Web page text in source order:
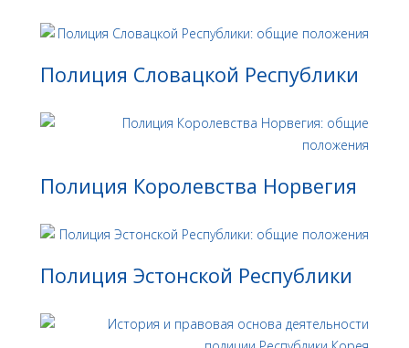
Полиция Словацкой Республики
Полиция Королевства Норвегия
Полиция Эстонской Республики